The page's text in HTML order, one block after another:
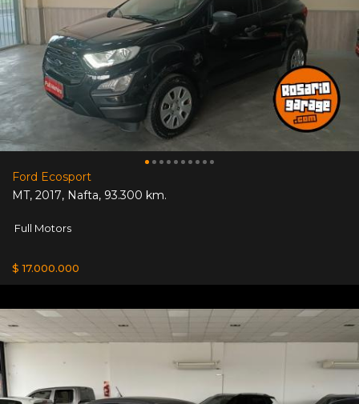
Ford Ecosport
MT, 2017, Nafta, 93.300 km.
Full Motors
$ 17.000.000